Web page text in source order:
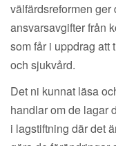
välfärdsreformen
ansvarsavgifter från
som får i uppdrag
och sjukvård.
Det ni kunnat läsa
handlar om de lagar
i lagstiftning där det